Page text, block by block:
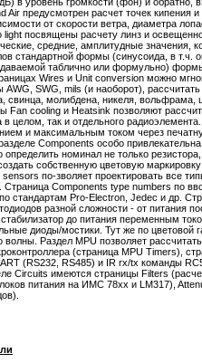
Air предусмотрен расчет точек кипения
от скорости ветра, диаметра
посвящены расчету линз и
средние, амплитудные
стандартной формы (синусоида, в т.ч.
таблично или формульно)
Wires и Unit conversion можно
SWG, mils (и наоборот),
свинца, молибдена, никеля, вольфрама,
Fan cooling и Heatsink позволяют
в целом, так и отдельного
и максимальным током через
Components особо
номинал не только
собственную цветовую
по-зволяет проектировать все
Страница Components type numbers по
стандартам Pro-Electron, Jedec и др.
разной сложности - от питания
до питания переменным
диоды/мостики. Тут же по цветовой
волны. Раздел MPU позволяет
(страница MPU Timers),
(RS232, RS485) и IR rx/tx команды
Circuits имеются страницы Filters
питания на ИМС 78хх и LM317),